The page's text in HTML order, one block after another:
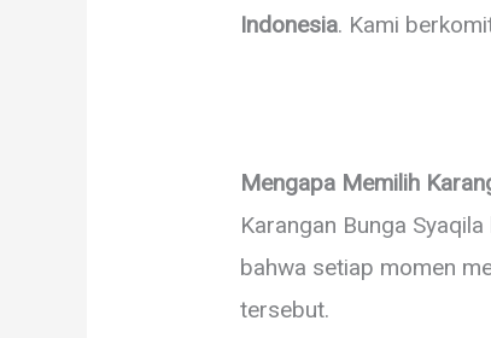
Indonesia. Kami
Mengapa Memilih
Karangan Bunga
bahwa setiap momen
tersebut.